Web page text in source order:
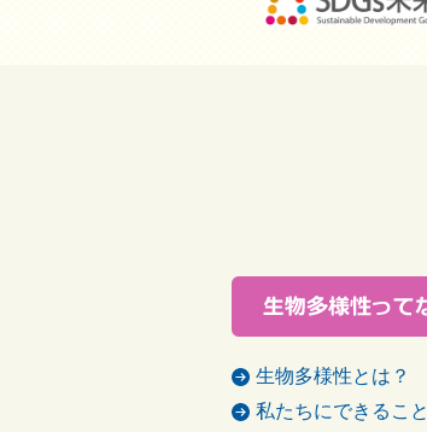
生物多様性とは？
私たちにできること